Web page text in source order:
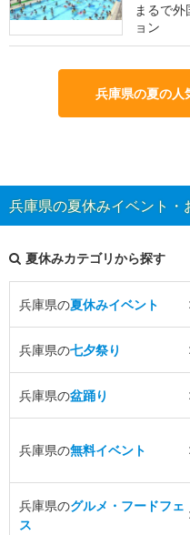
まるで
ョン
兵庫県の夏の人
兵庫県の夏休みイベント
夏休みカテゴリから探す
兵庫県の夏休みイベント
兵庫県の七夕祭り
兵庫県の盆踊り
兵庫県の無料イベント
兵庫県のグルメ・フードフェ
ス